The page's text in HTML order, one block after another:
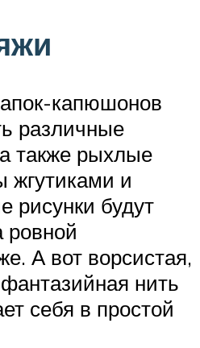
капюшонов
различные
также рыхлые
жгутиками и
рисунки будут
А вот ворсистая,
нить
себя в простой